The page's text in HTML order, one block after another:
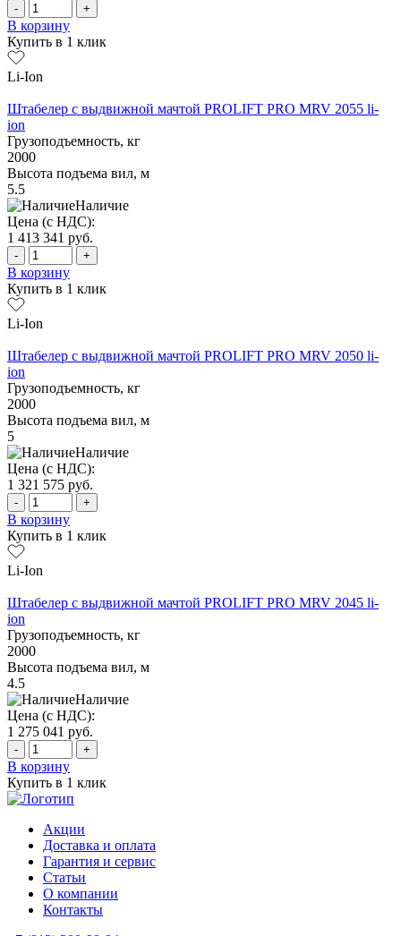
- +
В корзину
Купить в 1 клик
Li-Ion
Штабелер с выдвижной мачтой PROLIFT PRO MRV 2055 li-
ion
Грузоподъемность, кг
2000
Высота подъема вил, м
5.5
Наличие
Цена (с НДС):
1 413 341 руб.
- +
В корзину
Купить в 1 клик
Li-Ion
Штабелер с выдвижной мачтой PROLIFT PRO MRV 2050 li-
ion
Грузоподъемность, кг
2000
Высота подъема вил, м
5
Наличие
Цена (с НДС):
1 321 575 руб.
- +
В корзину
Купить в 1 клик
Li-Ion
Штабелер с выдвижной мачтой PROLIFT PRO MRV 2045 li-
ion
Грузоподъемность, кг
2000
Высота подъема вил, м
4.5
Наличие
Цена (с НДС):
1 275 041 руб.
- +
В корзину
Купить в 1 клик
Акции
Доставка и оплата
Гарантия и сервис
Статьи
О компании
Контакты